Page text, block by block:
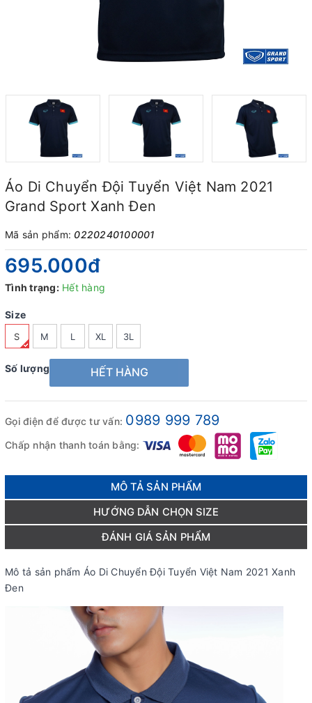
Áo Di Chuyển Đội Tuyển Việt Nam 2021
Grand Sport Xanh Đen
Mã sản phẩm: 0220240100001
695.000₫
Tình trạng: Hết hàng
Size
S M L XL 3L
Số lượng HẾT HÀNG
Gọi điện để được tư vấn: 0989 999 789
Chấp nhận thanh toán bằng:
MÔ TẢ SẢN PHẨM
HƯỚNG DẪN CHỌN SIZE
ĐÁNH GIÁ SẢN PHẨM
Mô tả sản phẩm Áo Di Chuyển Đội Tuyển Việt Nam 2021 Xanh
Đen